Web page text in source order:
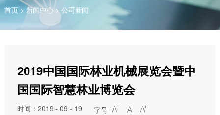
首页>新闻中心> 公司新闻
2019中国国际林业机械展览会暨中
国国际智慧林业博览会
时间：2019 - 09 - 19 字号   